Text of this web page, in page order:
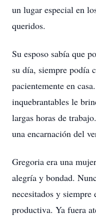
un lugar especial en
queridos.
Su esposo sabía que
su día, siempre podía
pacientemente en
inquebrantables le
largas horas de
una encarnación del
Gregoria era una
alegría y bondad.
necesitados y siempre
productiva. Ya fuera